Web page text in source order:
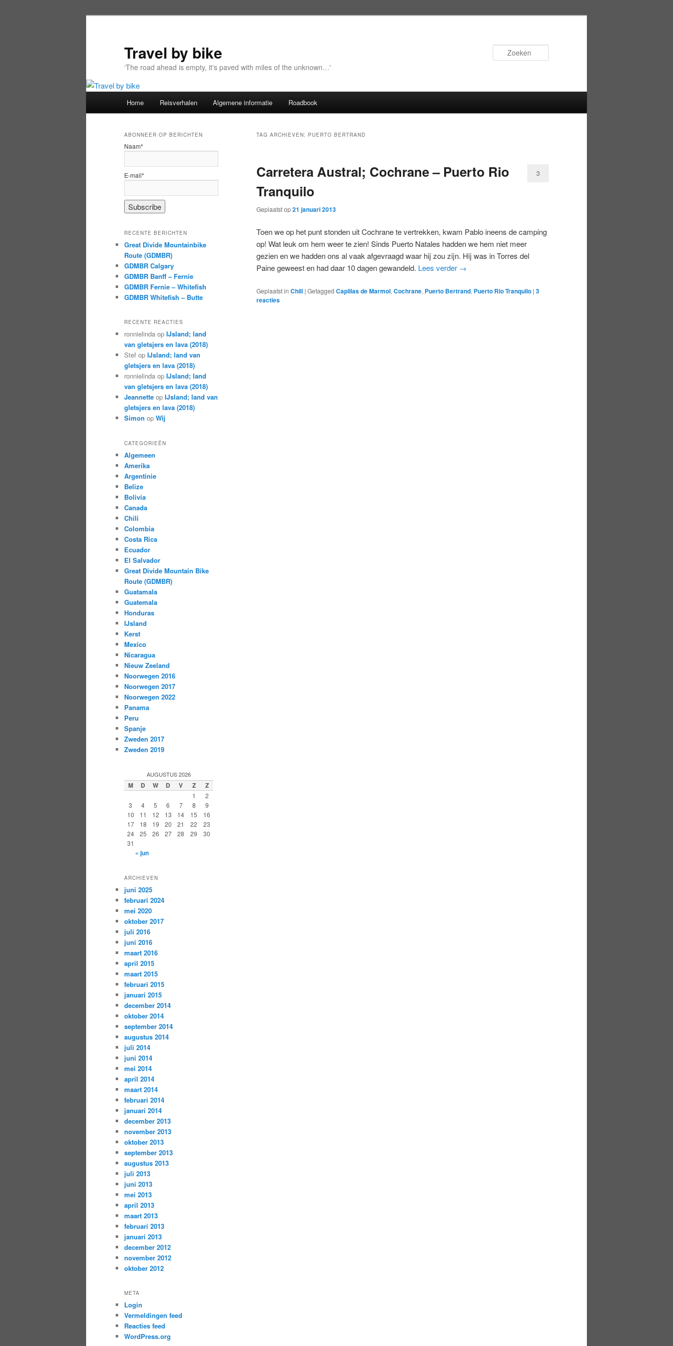
Travel by bike
‘The road ahead is empty, it's paved with miles of the unknown…'
Home Reisverhalen Algemene informatie Roadbook
TAG ARCHIEVEN: PUERTO BERTRAND
Carretera Austral; Cochrane – Puerto Rio
Tranquilo
Geplaatst op21 januari 2013
3
Toen we op het punt stonden uit Cochrane te vertrekken, kwam Pablo ineens de camping
op! Wat leuk om hem weer te zien! Sinds Puerto Natales hadden we hem niet meer
gezien en we hadden ons al vaak afgevraagd waar hij zou zijn. Hij was in Torres del
Paine geweest en had daar 10 dagen gewandeld. Lees verder →
Geplaatst in Chili | Getagged Capillas de Marmol, Cochrane, Puerto Bertrand, Puerto Rio Tranquilo | 3
reacties
ABONNEER OP BERICHTEN
Naam*
E-mail*
RECENTE BERICHTEN
Great Divide Mountainbike
Route (GDMBR)
GDMBR Calgary
GDMBR Banff – Fernie
GDMBR Fernie – Whitefish
GDMBR Whitefish – Butte
RECENTE REACTIES
ronnielinda op IJsland; land
van gletsjers en lava (2018)
Stef op IJsland; land van
gletsjers en lava (2018)
ronnielinda op IJsland; land
van gletsjers en lava (2018)
Jeannette op IJsland; land van
gletsjers en lava (2018)
Simon op Wij
CATEGORIEËN
Algemeen
Amerika
Argentinie
Belize
Bolivia
Canada
Chili
Colombia
Costa Rica
Ecuador
El Salvador
Great Divide Mountain Bike
Route (GDMBR)
Guatamala
Guatemala
Honduras
IJsland
Kerst
Mexico
Nicaragua
Nieuw Zeeland
Noorwegen 2016
Noorwegen 2017
Noorwegen 2022
Panama
Peru
Spanje
Zweden 2017
Zweden 2019
AUGUSTUS 2026
M D W D V Z Z
1
2
3
4 5 6 7 8
9
10
11 12 13 14 15
16
17
18 19 20 21 22
23
24
25 26 27 28 29
30
31
« jun
ARCHIEVEN
juni 2025
februari 2024
mei 2020
oktober 2017
juli 2016
juni 2016
maart 2016
april 2015
maart 2015
februari 2015
januari 2015
december 2014
oktober 2014
september 2014
augustus 2014
juli 2014
juni 2014
mei 2014
april 2014
maart 2014
februari 2014
januari 2014
december 2013
november 2013
oktober 2013
september 2013
augustus 2013
juli 2013
juni 2013
mei 2013
april 2013
maart 2013
februari 2013
januari 2013
december 2012
november 2012
oktober 2012
META
Login
Vermeldingen feed
Reacties feed
WordPress.org